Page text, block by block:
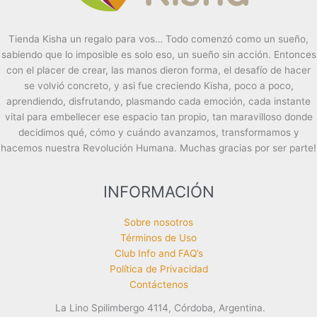
Tienda Kisha un regalo para vos… Todo comenzó como un sueño,
sabiendo que lo imposible es solo eso, un sueño sin acción. Entonces
con el placer de crear, las manos dieron forma, el desafío de hacer
se volvió concreto, y asi fue creciendo Kisha, poco a poco,
aprendiendo, disfrutando, plasmando cada emoción, cada instante
vital para embellecer ese espacio tan propio, tan maravilloso donde
decidimos qué, cómo y cuándo avanzamos, transformamos y
hacemos nuestra Revolución Humana. Muchas gracias por ser parte!
INFORMACIÓN
Sobre nosotros
Términos de Uso
Club Info and FAQ’s
Política de Privacidad
Contáctenos
La Lino Spilimbergo 4114, Córdoba, Argentina.